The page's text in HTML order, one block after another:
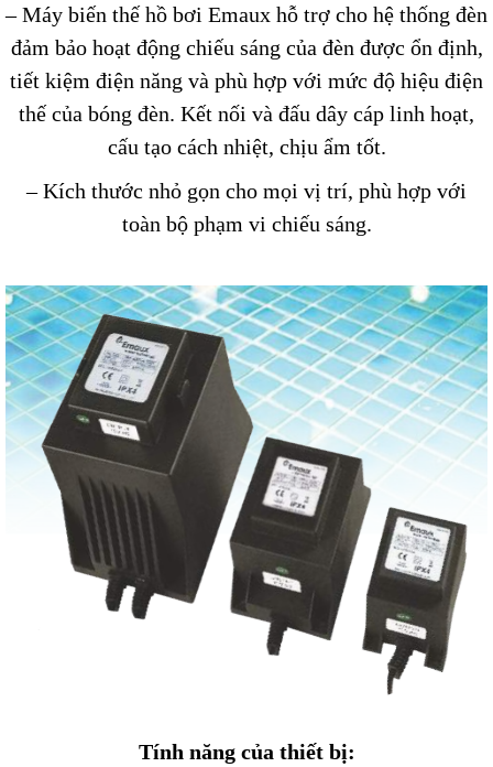
– Máy biến thế hồ bơi Emaux hỗ trợ cho hệ thống đèn
đảm bảo hoạt động chiếu sáng của đèn được ổn định,
tiết kiệm điện năng và phù hợp với mức độ hiệu điện
thế của bóng đèn. Kết nối và đấu dây cáp linh hoạt,
cấu tạo cách nhiệt, chịu ẩm tốt.
– Kích thước nhỏ gọn cho mọi vị trí, phù hợp với
toàn bộ phạm vi chiếu sáng.
Tính năng của thiết bị: